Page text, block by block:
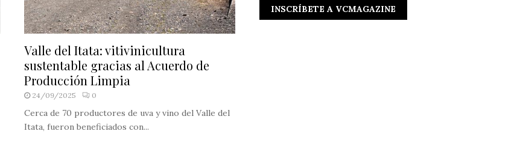
Valle del Itata: vitivinicultura
sustentable gracias al Acuerdo de
Producción Limpia
24/09/2025 0
Cerca de 70 productores de uva y vino del Valle del
Itata, fueron beneficiados con...